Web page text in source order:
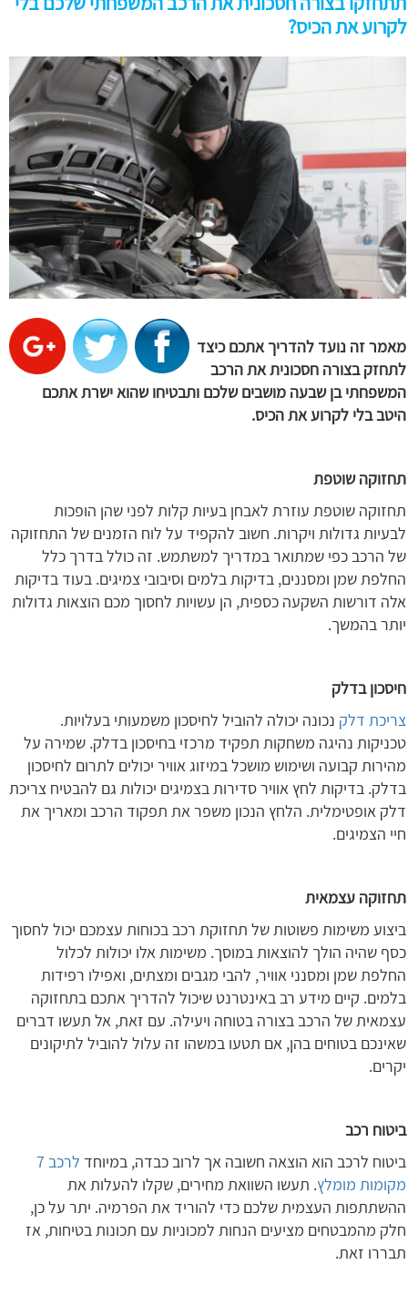
לקרוע את הכיס?
מאמר זה נועד להדריך אתכם כיצד
לתחזק בצורה חסכונית את הרכב
המשפחתי בן שבעה מושבים שלכם ותבטיחו שהוא ישרת אתכם
היטב בלי לקרוע את הכיס.
תחזוקה שוטפת
תחזוקה שוטפת עוזרת לאבחן בעיות קלות לפני שהן הופכות
לבעיות גדולות ויקרות. חשוב להקפיד על לוח הזמנים של התחזוקה
של הרכב כפי שמתואר במדריך למשתמש. זה כולל בדרך כלל
החלפת שמן ומסננים, בדיקות בלמים וסיבובי צמיגים. בעוד בדיקות
אלה דורשות השקעה כספית, הן עשויות לחסוך מכם הוצאות גדולות
יותר בהמשך.
חיסכון בדלק
צריכת דלק נכונה יכולה להוביל לחיסכון משמעותי בעלויות.
טכניקות נהיגה משחקות תפקיד מרכזי בחיסכון בדלק. שמירה על
מהירות קבועה ושימוש מושכל במיזוג אוויר יכולים לתרום לחיסכון
בדלק. בדיקות לחץ אוויר סדירות בצמיגים יכולות גם להבטיח צריכת
דלק אופטימלית. הלחץ הנכון משפר את תפקוד הרכב ומאריך את
חיי הצמיגים.
תחזוקה עצמאית
ביצוע משימות פשוטות של תחזוקת רכב בכוחות עצמכם יכול לחסוך
כסף שהיה הולך להוצאות במוסך. משימות אלו יכולות לכלול
החלפת שמן ומסנני אוויר, להבי מגבים ומצתים, ואפילו רפידות
בלמים. קיים מידע רב באינטרנט שיכול להדריך אתכם בתחזוקה
עצמאית של הרכב בצורה בטוחה ויעילה. עם זאת, אל תעשו דברים
שאינכם בטוחים בהן, אם תטעו במשהו זה עלול להוביל לתיקונים
יקרים.
ביטוח רכב
ביטוח לרכב הוא הוצאה חשובה אך לרוב כבדה, במיוחד
לרכב 7
מקומות מומלץ. תעשו השוואת מחירים, שקלו להעלות את
ההשתתפות העצמית שלכם כדי להוריד את הפרמיה. יתר על כן,
חלק מהמבטחים מציעים הנחות למכוניות עם תכונות בטיחות, אז
תבררו זאת.